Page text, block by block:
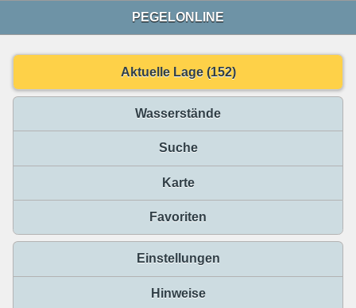
PEGELONLINE
Aktuelle Lage (152)
Wasserstände
Suche
Karte
Favoriten
Einstellungen
Hinweise